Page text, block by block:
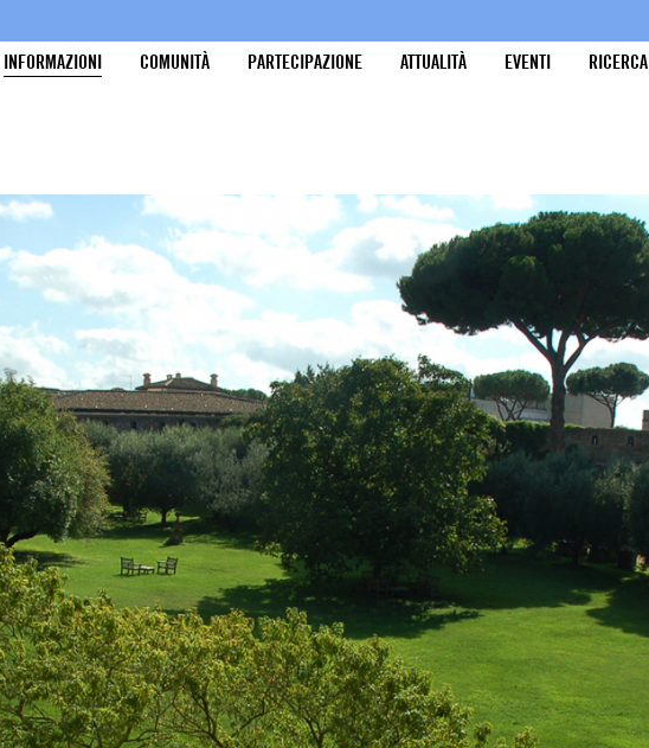
INFORMAZIONI
COMUNITÀ PARTECIPAZIONE ATTUALITÀ EVENTI RICERCA